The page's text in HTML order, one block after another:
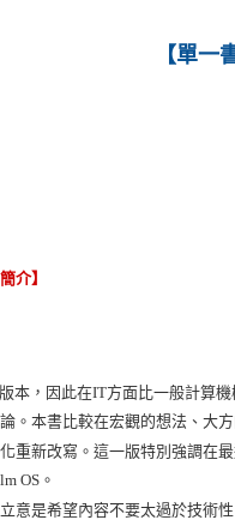
【單一
介】
本，因此在IT方面比一般計算
。本書比較在宏觀的想法、大
重新改寫。這一版特別強調在
OS。
意是希望內容不要太過於技術